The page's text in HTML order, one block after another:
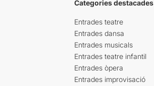
Categories destacades
Entrades teatre
Entrades dansa
Entrades musicals
Entrades teatre infantil
Entrades òpera
Entrades improvisació